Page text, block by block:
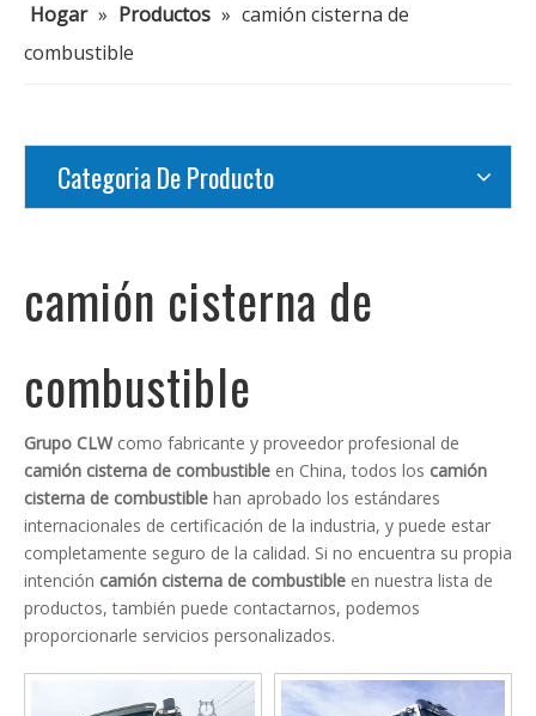
Hogar » Productos » camión cisterna de
combustible
Categoria De Producto
camión cisterna de
combustible
Grupo CLWcomo fabricante y proveedor profesional de
camión cisterna de combustible en China, todos los camión
cisterna de combustible han aprobado los estándares
internacionales de certificación de la industria, y puede estar
completamente seguro de la calidad. Si no encuentra su propia
intención camión cisterna de combustible en nuestra lista de
productos, también puede contactarnos, podemos
proporcionarle servicios personalizados.